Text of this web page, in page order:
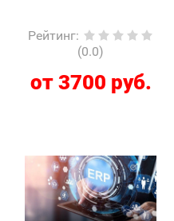
Рейтинг:
(0.0)
от 3700 руб.